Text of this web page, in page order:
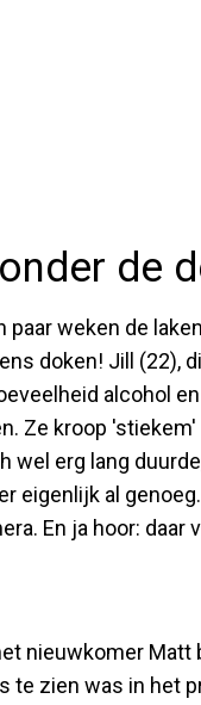
de
paar weken de
doken! Jill (22),
alcohol
Ze kroop
wel erg lang
eigenlijk al
En ja hoor:
nieuwkomer
te zien was in het